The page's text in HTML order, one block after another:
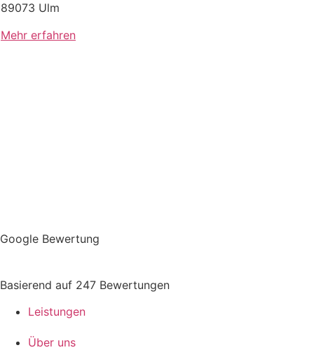
89073 Ulm
Mehr erfahren
Google Bewertung
Basierend auf 247 Bewertungen
Leistungen
Über uns